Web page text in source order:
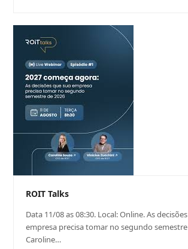
ROIT Talks
Data 11/08 as 08:30. Local: Online. As
empresa precisa tomar no segundo semestre
Caroline…